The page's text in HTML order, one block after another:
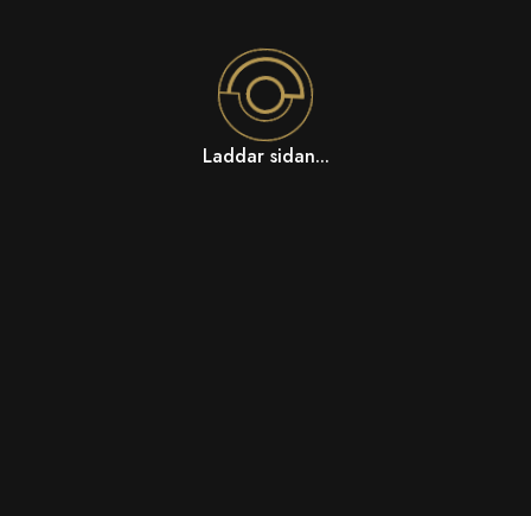
Laddar sidan...